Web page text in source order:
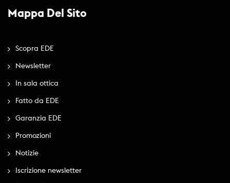
Mappa Del Sito
Scopra EDE
Newsletter
In sala ottica
Fatto da EDE
Garanzia EDE
Promozioni
Notizie
Iscrizione newsletter